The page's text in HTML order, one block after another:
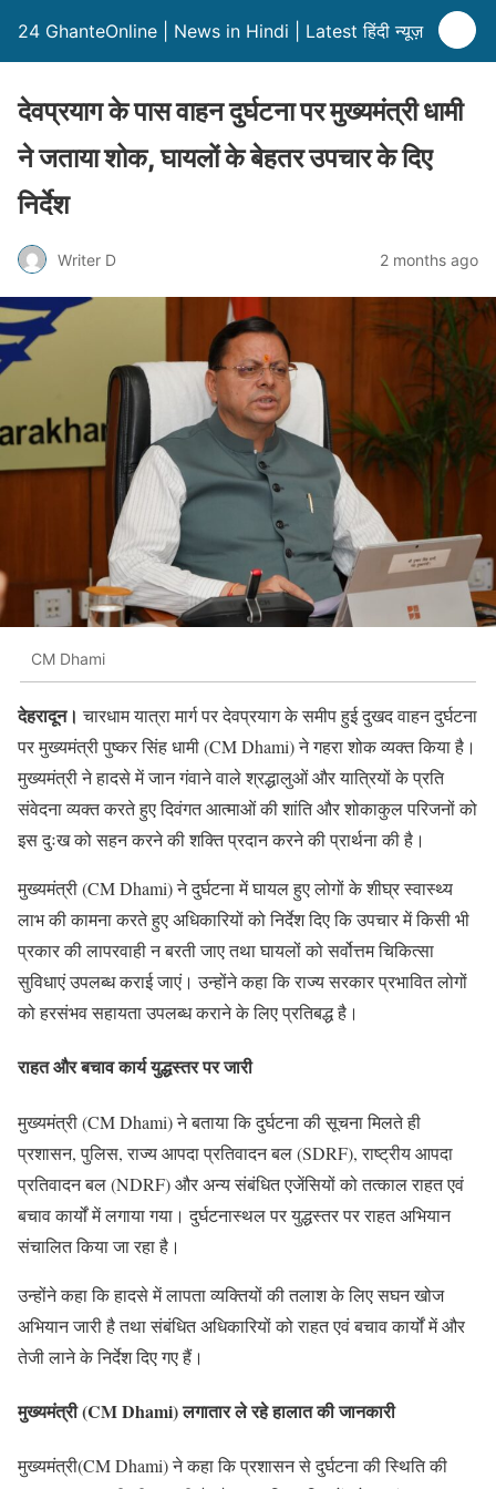
24 GhanteOnline | News in Hindi | Latest हिंदी न्यूज़
देवप्रयाग के पास वाहन दुर्घटना पर मुख्यमंत्री धामी
ने जताया शोक, घायलों के बेहतर उपचार के दिए
निर्देश
Writer D 2 months ago
CM Dhami
देहरादून। चारधाम यात्रा मार्ग पर देवप्रयाग के समीप हुई दुखद वाहन दुर्घटना
पर मुख्यमंत्री पुष्कर सिंह धामी (CM Dhami) ने गहरा शोक व्यक्त किया है।
मुख्यमंत्री ने हादसे में जान गंवाने वाले श्रद्धालुओं और यात्रियों के प्रति
संवेदना व्यक्त करते हुए दिवंगत आत्माओं की शांति और शोकाकुल परिजनों को
इस दुःख को सहन करने की शक्ति प्रदान करने की प्रार्थना की है।
मुख्यमंत्री (CM Dhami) ने दुर्घटना में घायल हुए लोगों के शीघ्र स्वास्थ्य
लाभ की कामना करते हुए अधिकारियों को निर्देश दिए कि उपचार में किसी भी
प्रकार की लापरवाही न बरती जाए तथा घायलों को सर्वोत्तम चिकित्सा
सुविधाएं उपलब्ध कराई जाएं। उन्होंने कहा कि राज्य सरकार प्रभावित लोगों
को हरसंभव सहायता उपलब्ध कराने के लिए प्रतिबद्ध है।
राहत और बचाव कार्य युद्धस्तर पर जारी
मुख्यमंत्री (CM Dhami) ने बताया कि दुर्घटना की सूचना मिलते ही
प्रशासन, पुलिस, राज्य आपदा प्रतिवादन बल (SDRF), राष्ट्रीय आपदा
प्रतिवादन बल (NDRF) और अन्य संबंधित एजेंसियों को तत्काल राहत एवं
बचाव कार्यों में लगाया गया। दुर्घटनास्थल पर युद्धस्तर पर राहत अभियान
संचालित किया जा रहा है।
उन्होंने कहा कि हादसे में लापता व्यक्तियों की तलाश के लिए सघन खोज
अभियान जारी है तथा संबंधित अधिकारियों को राहत एवं बचाव कार्यों में और
तेजी लाने के निर्देश दिए गए हैं।
मुख्यमंत्री (CM Dhami) लगातार ले रहे हालात की जानकारी
मुख्यमंत्री(CM Dhami) ने कहा कि प्रशासन से दुर्घटना की स्थिति की